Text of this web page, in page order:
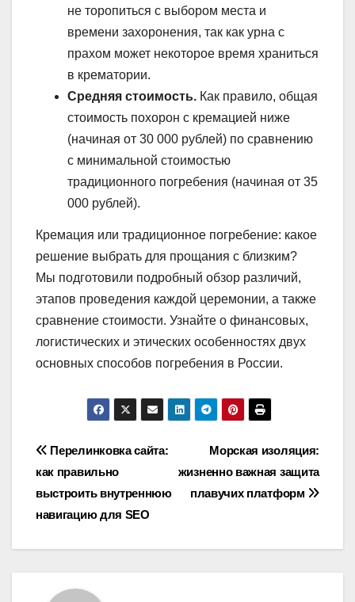
не торопиться с выбором места и
времени захоронения, так как урна с
прахом может некоторое время храниться
в крематории.
Средняя стоимость. Как правило, общая
стоимость похорон с кремацией ниже
(начиная от 30 000 рублей) по сравнению
с минимальной стоимостью
традиционного погребения (начиная от 35
000 рублей).
Кремация или традиционное погребение: какое
решение выбрать для прощания с близким?
Мы подготовили подробный обзор различий,
этапов проведения каждой церемонии, а также
сравнение стоимости. Узнайте о финансовых,
логистических и этических особенностях двух
основных способов погребения в России.
Навигация
по
записям
Морская изоляция:
жизненно важная защита
плавучих платформ
Перелинковка сайта:
как правильно
выстроить внутреннюю
навигацию для SEO